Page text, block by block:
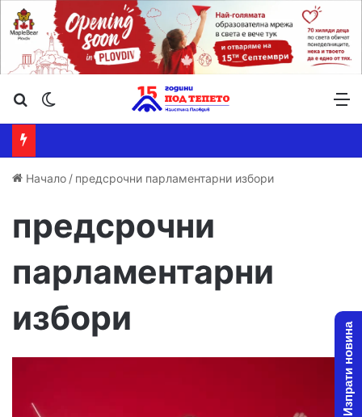
Търсене ...
Начало / предсрочни парламентарни избори
предсрочни
парламентарни
избори
Изпрати новина